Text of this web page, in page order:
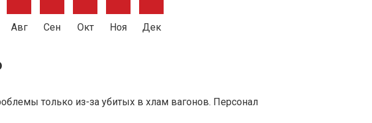
Авг Сен Окт Ноя Дек
только из-за убитых в хлам вагонов. Персонал